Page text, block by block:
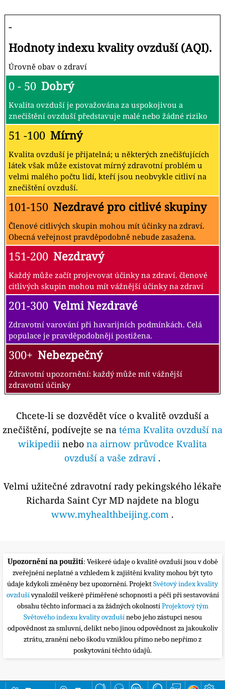
-
Hodnoty indexu kvality ovzduší (AQI).
Úrovně obav o zdraví
0 - 50 Dobrý
Kvalita ovzduší je považována za uspokojivou a
znečištění ovzduší představuje malé nebo žádné riziko
51 -100 Mírný
Kvalita ovzduší je přijatelná; u některých znečišťujících
látek však může existovat mírný zdravotní problém u
velmi malého počtu lidí, kteří jsou neobvykle citliví na
znečištění ovzduší.
101-150 Nezdravé pro citlivé skupiny
Členové citlivých skupin mohou mít účinky na zdraví.
Obecná veřejnost pravděpodobně nebude zasažena.
151-200 Nezdravý
Každý může začít projevovat účinky na zdraví. členové
citlivých skupin mohou mít vážnější účinky na zdraví
201-300 Velmi Nezdravé
Zdravotní varování při havarijních podmínkách. Celá
populace je pravděpodobněji postižena.
300+ Nebezpečný
Zdravotní upozornění: každý může mít vážnější
zdravotní účinky
Chcete-li se dozvědět více o kvalitě ovzduší a
znečištění, podívejte se na téma Kvalita ovzduší na
wikipedii nebo na airnow průvodce Kvalita
ovzduší a vaše zdraví .
Velmi užitečné zdravotní rady pekingského lékaře
Richarda Saint Cyr MD najdete na blogu
www.myhealthbeijing.com .
Upozornění na použití: Veškeré údaje o kvalitě ovzduší jsou v době
zveřejnění neplatné a vzhledem k zajištění kvality mohou být tyto
údaje kdykoli změněny bez upozornění. ProjektSvětový index kvality
ovzdušívynaložil veškeré přiměřené schopnosti a péči při sestavování
obsahu těchto informací a za žádných okolnostíProjektový tým
Světového indexu kvality ovzdušínebo jeho zástupci nesou
odpovědnost za smluvní, delikt nebo jinou odpovědnost za jakoukoliv
ztrátu, zranění nebo škodu vzniklou přímo nebo nepřímo z
poskytování těchto údajů.